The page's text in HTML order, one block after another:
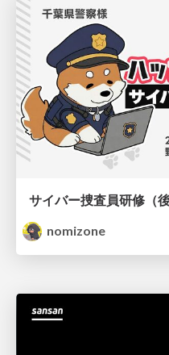
サイバー捜査員研修（後
nomizone